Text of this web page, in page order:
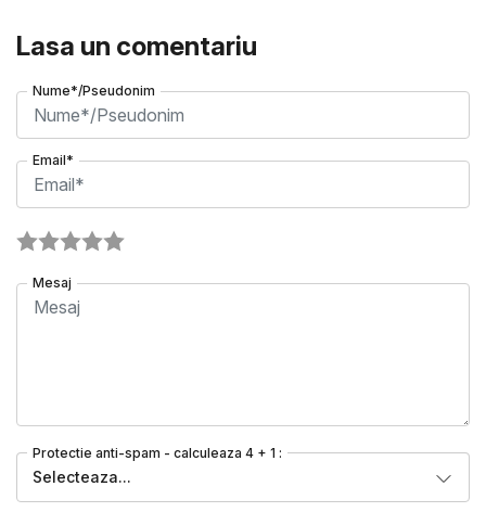
Lasa un comentariu
Nume*/Pseudonim
Email*
Mesaj
Protectie anti-spam - calculeaza 4 + 1 :
Selecteaza...